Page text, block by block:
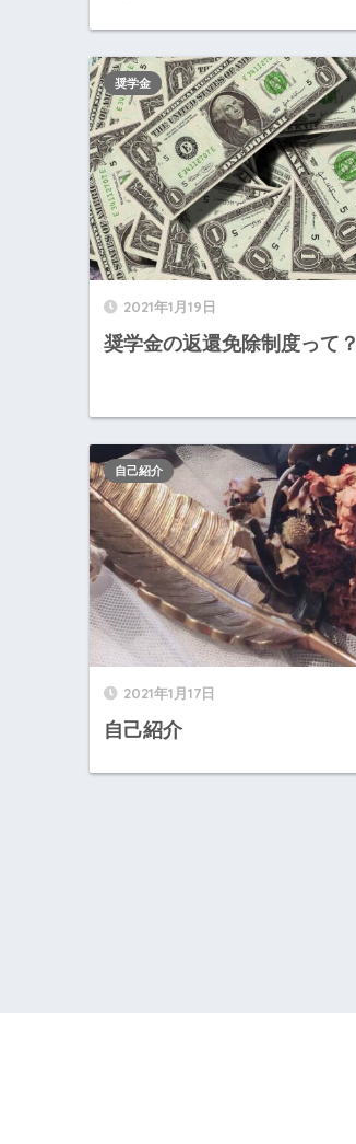
2021年1月19日
奨学金の返還免除制度って？
奨学金
2021年1月17日
自己紹介
自己紹介